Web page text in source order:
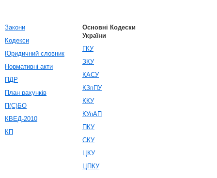
Закони
Кодекси
Юридичний словник
Нормативні акти
ПДР
План рахунків
П(С)БО
КВЕД-2010
КП
Основні Кодески
України
ГКУ
ЗКУ
КАСУ
КЗпПУ
ККУ
КУпАП
ПКУ
СКУ
ЦКУ
ЦПКУ